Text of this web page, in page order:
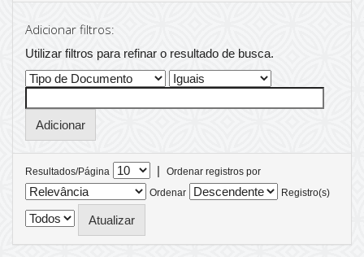
Adicionar filtros:
Utilizar filtros para refinar o resultado de busca.
Resultados/Página |
Ordenar registros por
Ordenar
Registro(s)